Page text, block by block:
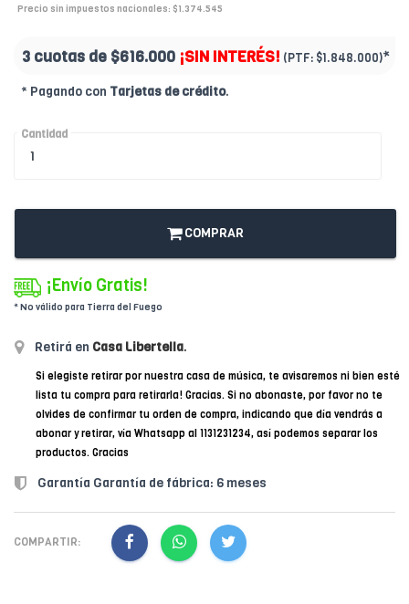
Precio sin impuestos nacionales: $1.374.545
3 cuotas de $616.000 ¡SIN INTERÉS! (PTF: $1.848.000)*
* Pagando con Tarjetas de crédito.
Cantidad
COMPRAR
¡Envío Gratis!
* No válido para Tierra del Fuego
Retirá en Casa Libertella.
Si elegiste retirar por nuestra casa de música, te avisaremos ni bien esté
lista tu compra para retirarla! Gracias. Si no abonaste, por favor no te
olvides de confirmar tu orden de compra, indicando que día vendrás a
abonar y retirar, vía Whatsapp al 1131231234, así podemos separar los
productos. Gracias
Garantía Garantía de fábrica: 6 meses
COMPARTIR: